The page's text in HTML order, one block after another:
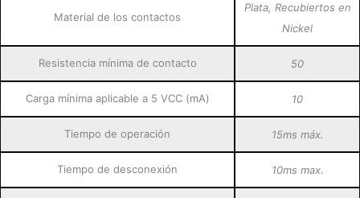
Material de los contactos
Plata, Recubiertos en
Nickel
Resistencia mínima de contacto 50
Carga mínima aplicable a 5 VCC (mA) 10
Tiempo de operación 15ms máx.
Tiempo de desconexión 10ms max.